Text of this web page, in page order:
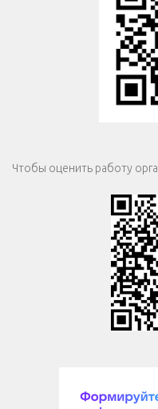
Чтобы оценить работу